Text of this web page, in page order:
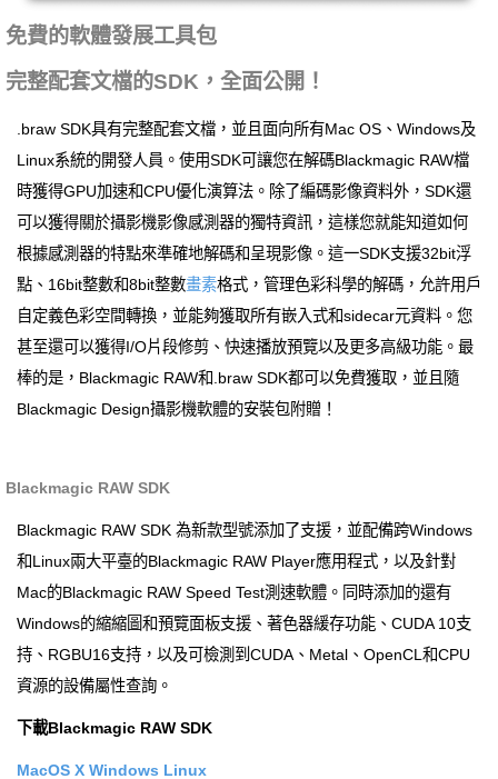
免費的軟體發展工具包
完整配套文檔的SDK，全面公開！
.braw SDK具有完整配套文檔，並且面向所有Mac OS、Windows及
Linux系統的開發人員。使用SDK可讓您在解碼Blackmagic RAW檔
時獲得GPU加速和CPU優化演算法。除了編碼影像資料外，SDK還
可以獲得關於攝影機影像感測器的獨特資訊，這樣您就能知道如何
根據感測器的特點來準確地解碼和呈現影像。這一SDK支援32bit浮
點、16bit整數和8bit整數畫素格式，管理色彩科學的解碼，允許用戶
自定義色彩空間轉換，並能夠獲取所有嵌入式和sidecar元資料。您
甚至還可以獲得I/O片段修剪、快速播放預覽以及更多高級功能。最
棒的是，Blackmagic RAW和.braw SDK都可以免費獲取，並且隨
Blackmagic Design攝影機軟體的安裝包附贈！
Blackmagic RAW SDK
Blackmagic RAW SDK 為新款型號添加了支援，並配備跨Windows
和Linux兩大平臺的Blackmagic RAW Player應用程式，以及針對
Mac的Blackmagic RAW Speed Test測速軟體。同時添加的還有
Windows的縮縮圖和預覽面板支援、著色器緩存功能、CUDA 10支
持、RGBU16支持，以及可檢測到CUDA、Metal、OpenCL和CPU
資源的設備屬性查詢。
下載Blackmagic RAW SDK
MacOS X Windows Linux